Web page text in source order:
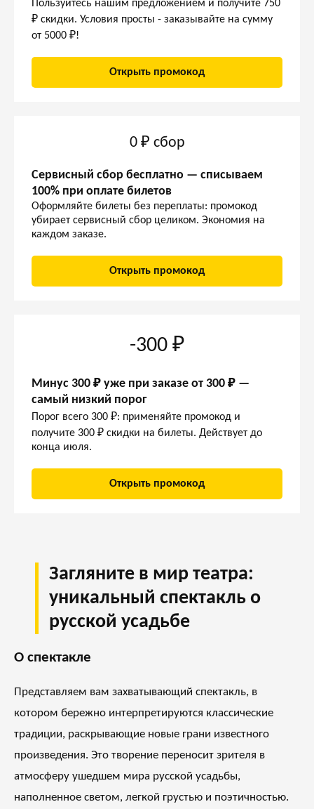
Пользуйтесь нашим предложением и получите 750
₽ скидки. Условия просты - заказывайте на сумму
от 5000 ₽!
Открыть промокод
0 ₽ сбор
Сервисный сбор бесплатно — списываем
100% при оплате билетов
Оформляйте билеты без переплаты: промокод
убирает сервисный сбор целиком. Экономия на
каждом заказе.
Открыть промокод
-300 ₽
Минус 300 ₽ уже при заказе от 300 ₽ —
самый низкий порог
Порог всего 300 ₽: применяйте промокод и
получите 300 ₽ скидки на билеты. Действует до
конца июля.
Открыть промокод
Загляните в мир театра:
уникальный спектакль о
русской усадьбе
О спектакле
Представляем вам захватывающий спектакль, в
котором бережно интерпретируются классические
традиции, раскрывающие новые грани известного
произведения. Это творение переносит зрителя в
атмосферу ушедшем мира русской усадьбы,
наполненное светом, легкой грустью и поэтичностью.